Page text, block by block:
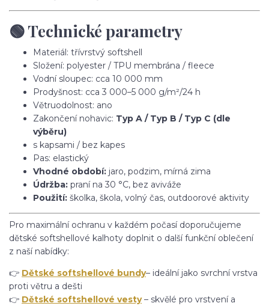
🟢 Technické parametry
Materiál: třívrstvý softshell
Složení: polyester / TPU membrána / fleece
Vodní sloupec: cca 10 000 mm
Prodyšnost: cca 3 000–5 000 g/m²/24 h
Větruodolnost: ano
Zakončení nohavic: Typ A / Typ B / Typ C (dle
výběru)
s kapsami / bez kapes
Pas: elastický
Vhodné období: jaro, podzim, mírná zima
Údržba: praní na 30 °C, bez aviváže
Použití: školka, škola, volný čas, outdoorové aktivity
Pro maximální ochranu v každém počasí doporučujeme
dětské softshellové kalhoty doplnit o další funkční oblečení
z naší nabídky:
👉 Dětské softshellové bundy– ideální jako svrchní vrstva
proti větru a dešti
👉 Dětské softshellové vesty– skvělé pro vrstvení a